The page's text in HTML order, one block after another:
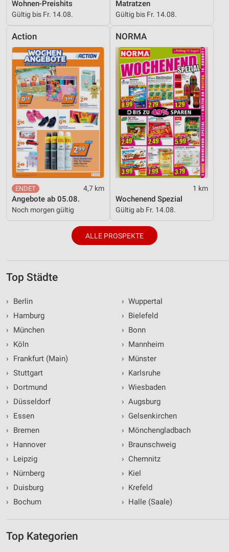
Wohnen-Preishits
Gültig bis Fr. 14.08.
Matratzen
Gültig bis Fr. 14.08.
Action
4,7 km
Angebote ab 05.08.
Noch morgen gültig
NORMA
1 km
Wochenend Spezial
Gültig ab Fr. 14.08.
ALLE PROSPEKTE
Top Städte
›
Berlin
›
Hamburg
›
München
›
Köln
›
Frankfurt (Main)
› Stuttgart
›
Dortmund
›
Düsseldorf
›
Essen
›
Bremen
›
Hannover
›
Leipzig
›
Nürnberg
›
Duisburg
›
Bochum
› Wuppertal
› Bielefeld
› Bonn
› Mannheim
› Münster
› Karlsruhe
› Wiesbaden
› Augsburg
› Gelsenkirchen
› Mönchengladbach
› Braunschweig
› Chemnitz
› Kiel
› Krefeld
› Halle (Saale)
Top Kategorien